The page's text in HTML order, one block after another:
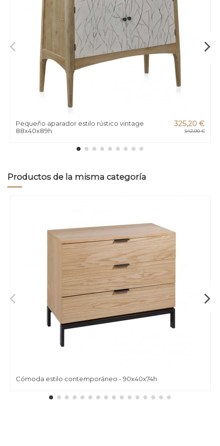
Pequeño aparador estilo rústico vintage
88x40x89h
325,20 €
542,00 €
Productos de la misma categoría
Cómoda estilo contemporáneo - 90x40x74h